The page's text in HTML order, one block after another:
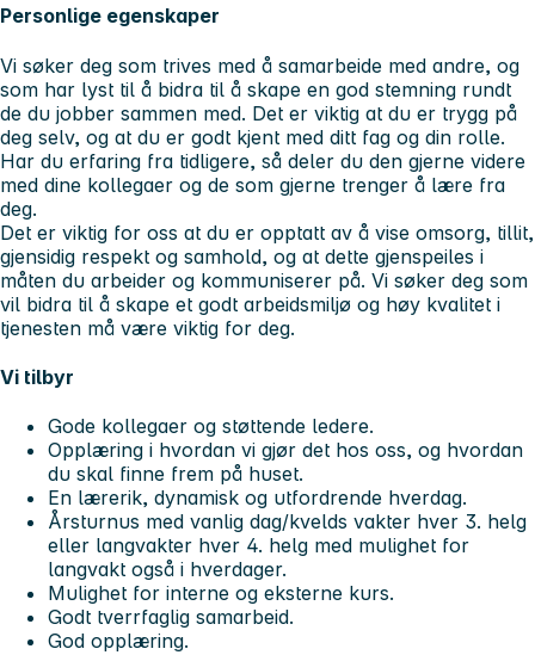
Personlige egenskaper
Vi søker deg som trives med å samarbeide med andre, og
som har lyst til å bidra til å skape en god stemning rundt
de du jobber sammen med. Det er viktig at du er trygg på
deg selv, og at du er godt kjent med ditt fag og din rolle.
Har du erfaring fra tidligere, så deler du den gjerne videre
med dine kollegaer og de som gjerne trenger å lære fra
deg.
Det er viktig for oss at du er opptatt av å vise omsorg, tillit,
gjensidig respekt og samhold, og at dette gjenspeiles i
måten du arbeider og kommuniserer på. Vi søker deg som
vil bidra til å skape et godt arbeidsmiljø og høy kvalitet i
tjenesten må være viktig for deg.
Vi tilbyr
Gode kollegaer og støttende ledere.
Opplæring i hvordan vi gjør det hos oss, og hvordan
du skal finne frem på huset.
En lærerik, dynamisk og utfordrende hverdag.
Årsturnus med vanlig dag/kvelds vakter hver 3. helg
eller langvakter hver 4. helg med mulighet for
langvakt også i hverdager.
Mulighet for interne og eksterne kurs.
Godt tverrfaglig samarbeid.
God opplæring.